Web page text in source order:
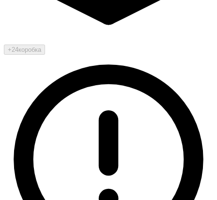
+24коробка